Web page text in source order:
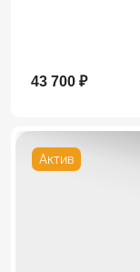
43 700 ₽
Актив